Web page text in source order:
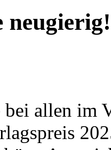
neugierig!
bei allen im